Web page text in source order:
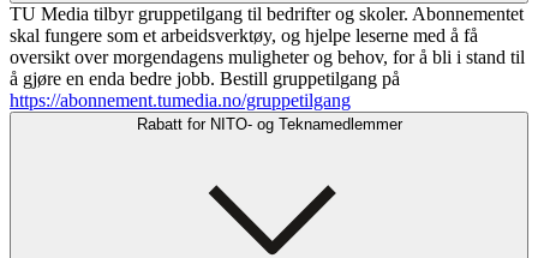
TU Media tilbyr gruppetilgang til bedrifter og skoler. Abonnementet
skal fungere som et arbeidsverktøy, og hjelpe leserne med å få
oversikt over morgendagens muligheter og behov, for å bli i stand til
å gjøre en enda bedre jobb. Bestill gruppetilgang på
https://abonnement.tumedia.no/gruppetilgang
Rabatt for NITO- og Teknamedlemmer